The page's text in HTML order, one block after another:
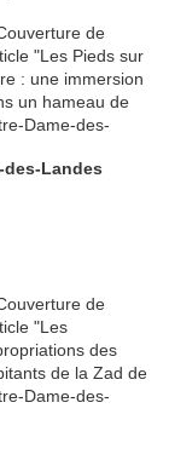
des-Landes